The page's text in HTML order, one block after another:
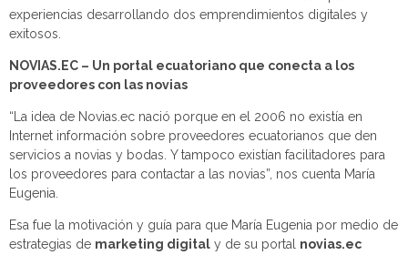
experiencias desarrollando dos emprendimientos digitales y
exitosos.
NOVIAS.EC – Un portal ecuatoriano que conecta a los
proveedores con las novias
“La idea de Novias.ec nació porque en el 2006 no existía en
Internet información sobre proveedores ecuatorianos que den
servicios a novias y bodas. Y tampoco existían facilitadores para
los proveedores para contactar a las novias”, nos cuenta María
Eugenia.
Esa fue la motivación y guía para que María Eugenia por medio de
estrategias de marketing digital y de su portal novias.ec